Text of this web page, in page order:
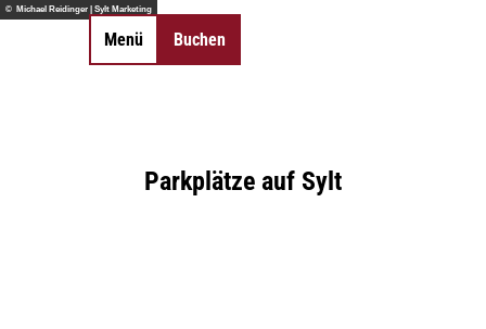
Z
SucheMenü Buchen
© Michael Reidinger | Sylt Marketing
Parkplätze auf Sylt